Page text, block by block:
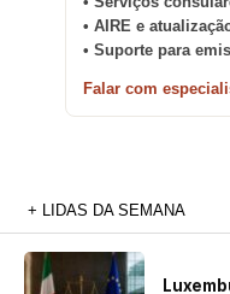
• AIRE e
• Suporte para
Falar com
+ LIDAS DA SEMANA